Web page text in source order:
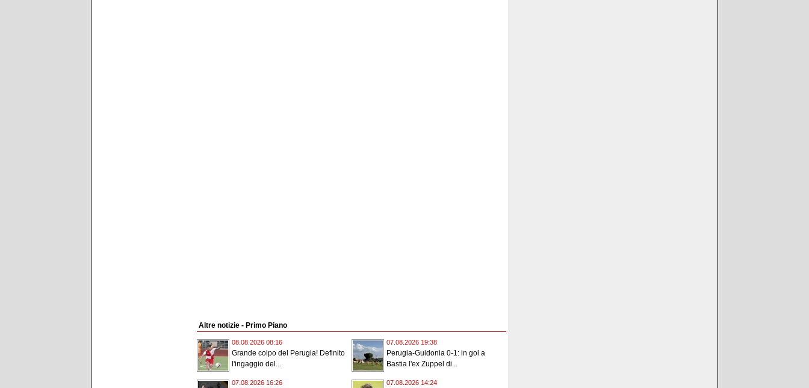
Altre notizie - Primo Piano
08.08.2026 08:16
Grande colpo del Perugia! Definito
l'ingaggio del...
07.08.2026 19:38
Perugia-Guidonia 0-1: in gol a
Bastia l'ex Zuppel di...
07.08.2026 16:26 07.08.2026 14:24